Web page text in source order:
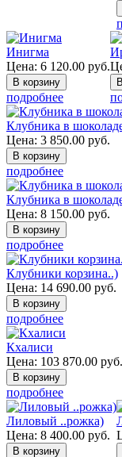
Инигма
Цена: 6 120.00 руб.
подробнее
Клубника в
Цена: 3 850.00 руб.
подробнее
Клубника в
Цена: 8 150.00 руб.
подробнее
Клубники корзина..)
Цена: 14 690.00 руб.
подробнее
Кхалиси
Цена: 103 870.00 руб.
подробнее
Лиловый ..рожка)
Цена: 8 400.00 руб.